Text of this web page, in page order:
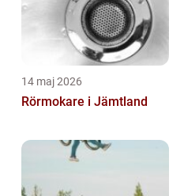
14 maj 2026
Rörmokare i Jämtland